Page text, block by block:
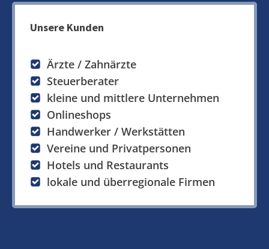
Unsere Kunden
Ärzte / Zahnärzte
Steuerberater
kleine und mittlere Unternehmen
Onlineshops
Handwerker / Werkstätten
Vereine und Privatpersonen
Hotels und Restaurants
lokale und überregionale Firmen